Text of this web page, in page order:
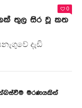
0
තුල සිර වූ කත
දැඩි
මරණයකින්